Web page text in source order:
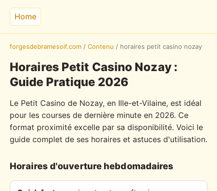
Home
forgesdebramesoif.com / Contenu / horaires petit casino nozay
Horaires Petit Casino Nozay :
Guide Pratique 2026
Le Petit Casino de Nozay, en Ille-et-Vilaine, est idéal
pour les courses de dernière minute en 2026. Ce
format proximité excelle par sa disponibilité. Voici le
guide complet de ses horaires et astuces d'utilisation.
Horaires d'ouverture hebdomadaires